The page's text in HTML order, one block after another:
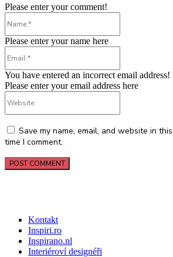
Please enter your comment!
Please enter your name here
You have entered an incorrect email address!
Please enter your email address here
Save my name, email, and website in
time I comment.
Kontakt
Inspiri.ro
Inspirano.nl
Interiéroví designéři